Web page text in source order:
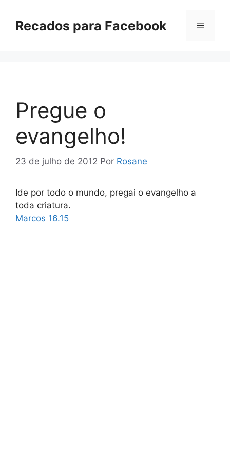
paraRecados para Facebook Menu
Pregue o
evangelho!
23 de julho de 2012 Por Rosane
Ide por todo o mundo, pregai o evangelho a
toda criatura.
Marcos 16.15